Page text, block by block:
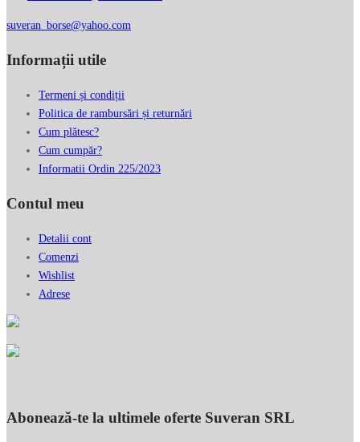
suveran_borse@yahoo.com
Informații utile
Termeni și condiții
Politica de rambursări și returnări
Cum plătesc?
Cum cumpăr?
Informatii Ordin 225/2023
Contul meu
Detalii cont
Comenzi
Wishlist
Adrese
Abonează-te la ultimele oferte Suveran SRL